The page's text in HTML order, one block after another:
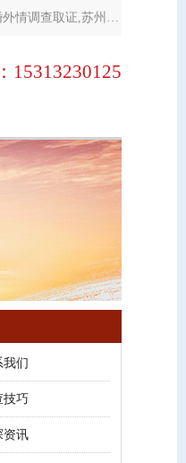
情调查取证,苏州出
15313230125
我们
技巧
资讯